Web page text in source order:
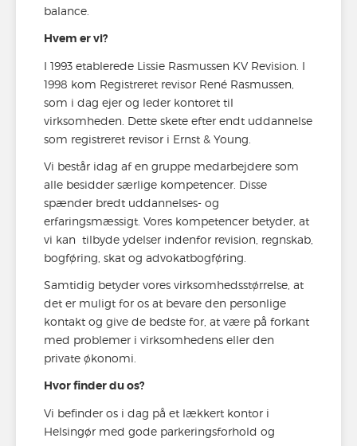
balance.
Hvem er vi?
I 1993 etablerede Lissie Rasmussen KV Revision. I
1998 kom Registreret revisor René Rasmussen,
som i dag ejer og leder kontoret til
virksomheden. Dette skete efter endt uddannelse
som registreret revisor i Ernst & Young.
Vi består idag af en gruppe medarbejdere som
alle besidder særlige kompetencer. Disse
spænder bredt uddannelses- og
erfaringsmæssigt. Vores kompetencer betyder, at
vi kan tilbyde ydelser indenfor revision, regnskab,
bogføring, skat og advokatbogføring.
Samtidig betyder vores virksomhedsstørrelse, at
det er muligt for os at bevare den personlige
kontakt og give de bedste for, at være på forkant
med problemer i virksomhedens eller den
private økonomi.
Hvor finder du os?
Vi befinder os i dag på et lækkert kontor i
Helsingør med gode parkeringsforhold og